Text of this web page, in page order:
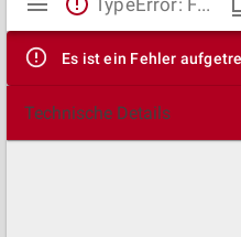
Viewer
Es ist ein Fehler
Technische Details